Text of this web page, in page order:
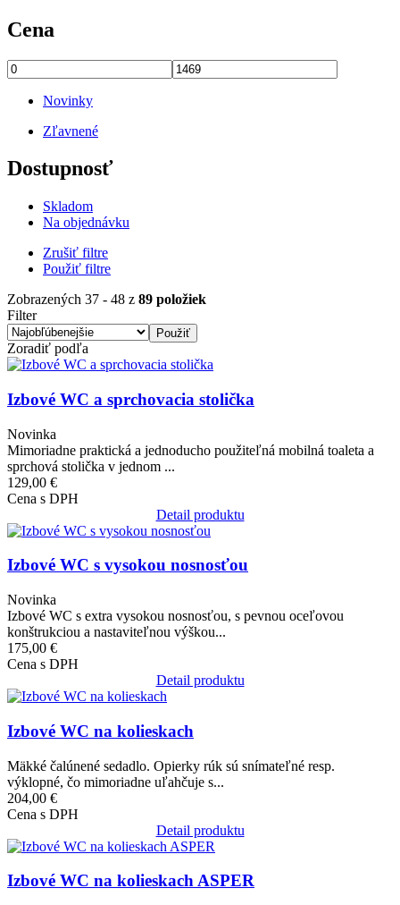
Cena
Novinky
Zľavnené
Dostupnosť
Skladom
Na objednávku
Zrušiť filtre
Použiť filtre
Zobrazených 37 - 48 z 89 položiek
Filter
Zoradiť podľa
Obrázok
Izbové WC a sprchovacia stolička
Novinka
Mimoriadne praktická a jednoducho použiteľná mobilná toaleta a
sprchová stolička v jednom ...
129,00 €
Cena s DPH
Detail produktu
Obrázok
Izbové WC s vysokou nosnosťou
Novinka
Izbové WC s extra vysokou nosnosťou, s pevnou oceľovou
konštrukciou a nastaviteľnou výškou...
175,00 €
Cena s DPH
Detail produktu
Obrázok
Izbové WC na kolieskach
Mäkké čalúnené sedadlo. Opierky rúk sú snímateľné resp.
výklopné, čo mimoriadne uľahčuje s...
204,00 €
Cena s DPH
Detail produktu
Obrázok
Izbové WC na kolieskach ASPER